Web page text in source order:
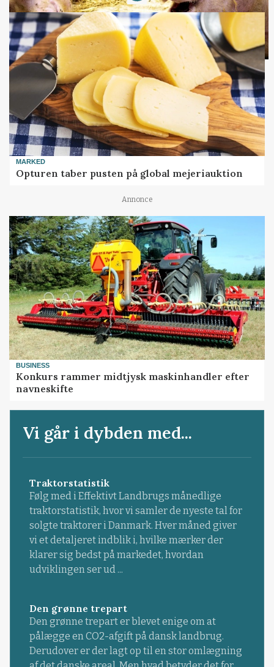
MARKED
Opturen taber pusten på global mejeriauktion
Annonce
BUSINESS
Konkurs rammer midtjysk maskinhandler efter
navneskifte
Vi går i dybden med...
Traktorstatistik
Følg med i Effektivt Landbrugs månedlige
traktorstatistik, hvor vi samler de nyeste tal for
solgte traktorer i Danmark. Hver måned giver
vi et detaljeret indblik i, hvilke mærker der
klarer sig bedst på markedet, hvordan
udviklingen ser ud ...
Den grønne trepart
Den grønne trepart er blevet enige om at
pålægge en CO2-afgift på dansk landbrug.
Derudover er der lagt op til en stor omlægning